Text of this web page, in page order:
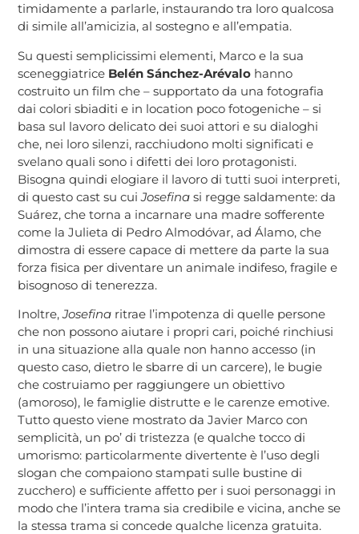
timidamente a parlarle, instaurando tra loro qualcosa
di simile all’amicizia, al sostegno e all’empatia.
Su questi semplicissimi elementi, Marco e la sua
sceneggiatrice Belén Sánchez-Arévalo hanno
costruito un film che – supportato da una fotografia
dai colori sbiaditi e in location poco fotogeniche – si
basa sul lavoro delicato dei suoi attori e su dialoghi
che, nei loro silenzi, racchiudono molti significati e
svelano quali sono i difetti dei loro protagonisti.
Bisogna quindi elogiare il lavoro di tutti suoi interpreti,
di questo cast su cuiJosefina si regge saldamente: da
Suárez, che torna a incarnare una madre sofferente
come la Julieta di Pedro Almodóvar, ad Álamo, che
dimostra di essere capace di mettere da parte la sua
forza fisica per diventare un animale indifeso, fragile e
bisognoso di tenerezza.
Inoltre,Josefina ritrae l’impotenza di quelle persone
che non possono aiutare i propri cari, poiché rinchiusi
in una situazione alla quale non hanno accesso (in
questo caso, dietro le sbarre di un carcere), le bugie
che costruiamo per raggiungere un obiettivo
(amoroso), le famiglie distrutte e le carenze emotive.
Tutto questo viene mostrato da Javier Marco con
semplicità, un po’ di tristezza (e qualche tocco di
umorismo: particolarmente divertente è l’uso degli
slogan che compaiono stampati sulle bustine di
zucchero) e sufficiente affetto per i suoi personaggi in
modo che l’intera trama sia credibile e vicina, anche se
la stessa trama si concede qualche licenza gratuita.